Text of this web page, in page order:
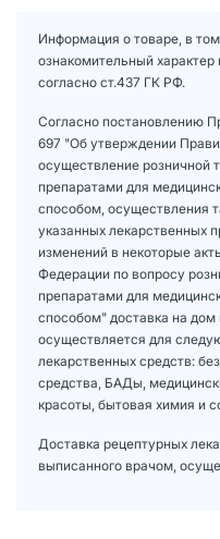
Информация о товаре, в
ознакомительный
согласно ст.437 ГК РФ.
Согласно постановлению
697 "Об утверждении
осуществление розничной
препаратами для
способом, осуществления
указанных лекарственных
изменений в некоторые
Федерации по вопросу
препаратами для
способом" доставка на дом
осуществляется для
лекарственных средств:
средства, БАДы,
красоты, бытовая химия и
Доставка рецептурных
выписанного врачом,